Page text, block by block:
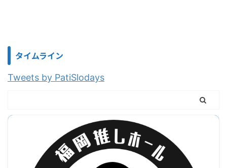
タイムライン
Tweets by PatiSlodays